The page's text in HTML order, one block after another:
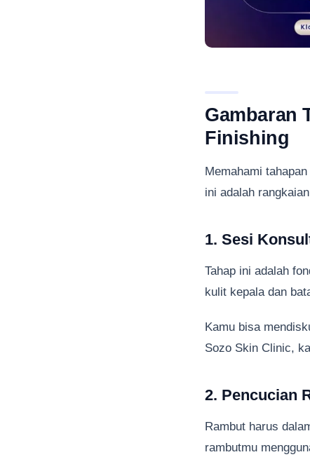
Gambaran
Finishing
Memahami
ini adalah
1. Sesi
Tahap ini adalah
kulit kepala dan
Kamu bisa
Sozo Skin Clinic,
2. Pencucian
Rambut harus
rambutmu